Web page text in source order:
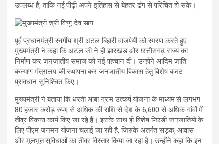
उपलब्ध है, ताकि नई पीढ़ी अपने इतिहास से बेहतर ढंग से परिचित हो सके।
पूर्व प्रधानमंत्री स्वर्गीय श्री अटल बिहारी वाजपेयी को स्मरण करते हुए
मुख्यमंत्री ने कहा कि अटल जी ने ही झारखंड और छत्तीसगढ़ राज्य का
निर्माण कर जनजातीय समाज को नई पहचान दी। उन्होंने आदिम जाति
कल्याण मंत्रालय की स्थापना कर जनजातीय विकास हेतु विशेष बजट
प्रावधान सुनिश्चित किए।
मुख्यमंत्री ने बताया कि धरती आबा ग्राम उत्कर्ष योजना के माध्यम से लगभग
80 हजार करोड़ रुपए से अधिक की राशि से देश के 6,600 से अधिक गांवों में
तीव्र विकास कार्य किए जा रहे हैं। इसके साथ ही विशेष पिछड़ी जनजातियों के
लिए पीएम जनमन योजना चलाई जा रही है, जिसके अंतर्गत सड़क, आवास
और मूलभूत सुविधाओं का तीव्र विस्तार किया जा रहा है। उन्होंने कहा कि इन